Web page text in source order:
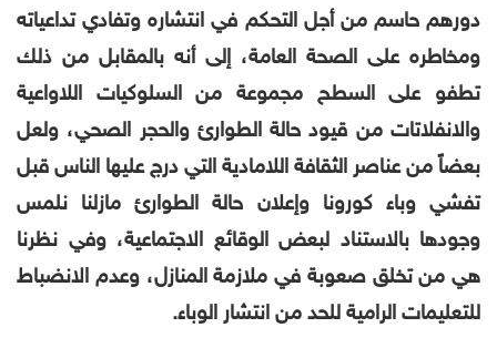
دورهم حاسم من أجل التحكم في انتشاره وتفادي تداعياته
ومخاطره على الصحة العامة، إلى أنه بالمقابل من ذلك
تطفو على السطح مجموعة من السلوكيات اللاواعية
والانفلاتات من قيود حالة الطوارئ والحجر الصحي، ولعل
بعضاً من عناصر الثقافة اللامادية التي درج عليها الناس قبل
تفشي وباء كورونا وإعلان حالة الطوارئ مازلنا نلمس
وجودها بالاستناد لبعض الوقائع الاجتماعية، وفي نظرنا
هي من تخلق صعوبة في ملازمة المنازل، وعدم الانضباط
للتعليمات الرامية للحد من انتشار الوباء.